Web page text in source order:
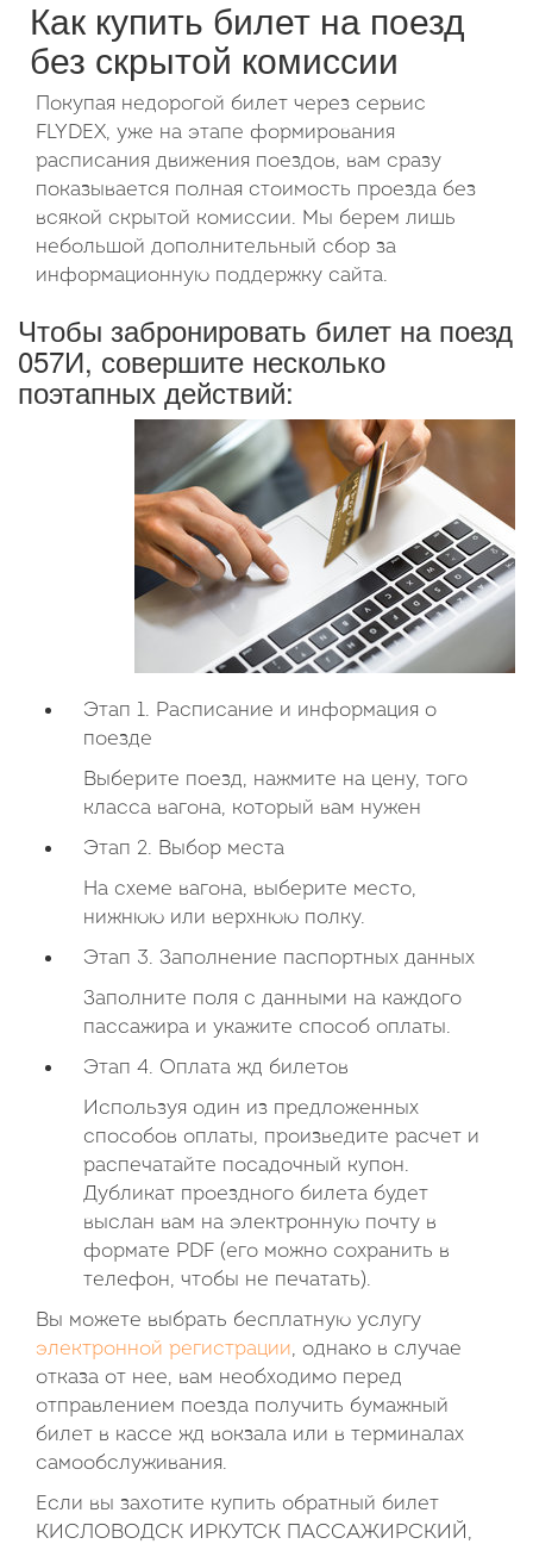
Как купить билет на поезд
без скрытой комиссии
Покупая недорогой билет через сервис
FLYDEX, уже на этапе формирования
расписания движения поездов, вам сразу
показывается полная стоимость проезда без
всякой скрытой комиссии. Мы берем лишь
небольшой дополнительный сбор за
информационную поддержку сайта.
Чтобы забронировать билет на поезд
057И, совершите несколько
поэтапных действий:
Этап 1. Расписание и информация о
поезде
Выберите поезд, нажмите на цену, того
класса вагона, который вам нужен
Этап 2. Выбор места
На схеме вагона, выберите место,
нижнюю или верхнюю полку.
Этап 3. Заполнение паспортных данных
Заполните поля с данными на каждого
пассажира и укажите способ оплаты.
Этап 4. Оплата жд билетов
Используя один из предложенных
способов оплаты, произведите расчет и
распечатайте посадочный купон.
Дубликат проездного билета будет
выслан вам на электронную почту в
формате PDF (его можно сохранить в
телефон, чтобы не печатать).
Вы можете выбрать бесплатную услугу
электронной регистрации, однако в случае
отказа от нее, вам необходимо перед
отправлением поезда получить бумажный
билет в кассе жд вокзала или в терминалах
самообслуживания.
Если вы захотите купить обратный билет
КИСЛОВОДСК ИРКУТСК ПАССАЖИРСКИЙ,